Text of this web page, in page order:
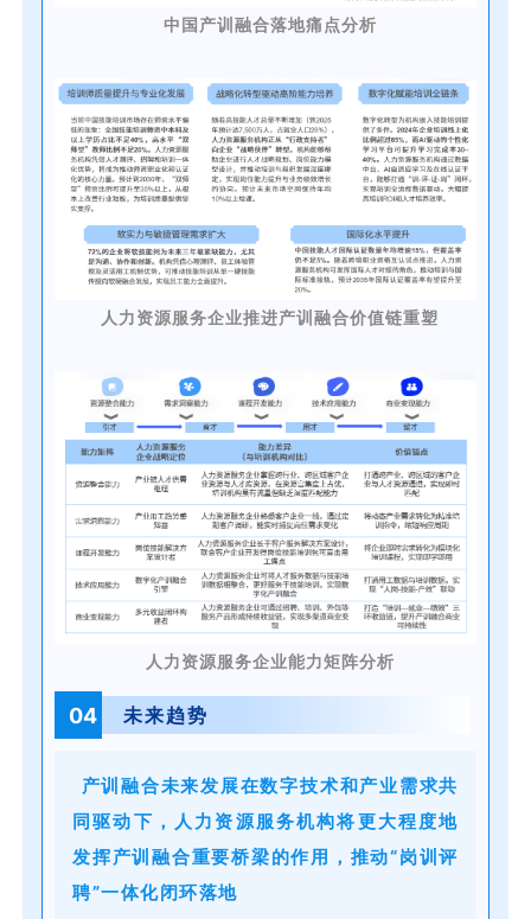
中国产训融合落地痛点分析
人力资源服务企业推进产训融合价值链重塑
人力资源服务企业能力矩阵分析
04 未来趋势
产训融合未来发展在数字技术和产业需求共
同驱动下，人力资源服务机构将更大程度地
发挥产训融合重要桥梁的作用，推动“岗训评
聘”一体化闭环落地